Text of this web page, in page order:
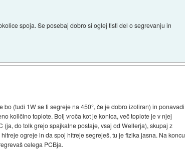
spoja. Se posebaj dobro si oglej tisti del o segrevanju in
(tudi 1W se ti segreje na 450°, če je dobro izoliran) in ponavadi
količino toplote. Bolj vroča kot je konica, več toplote je v njej
(ja, do tolk grejo spajkalne postaje, vsaj od Wellerja), skupaj z
ogreje in da spoj hitreje segreješ, tu je fizika jasna. Na koncu
celega PCBja.